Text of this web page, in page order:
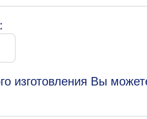
изготовления Вы